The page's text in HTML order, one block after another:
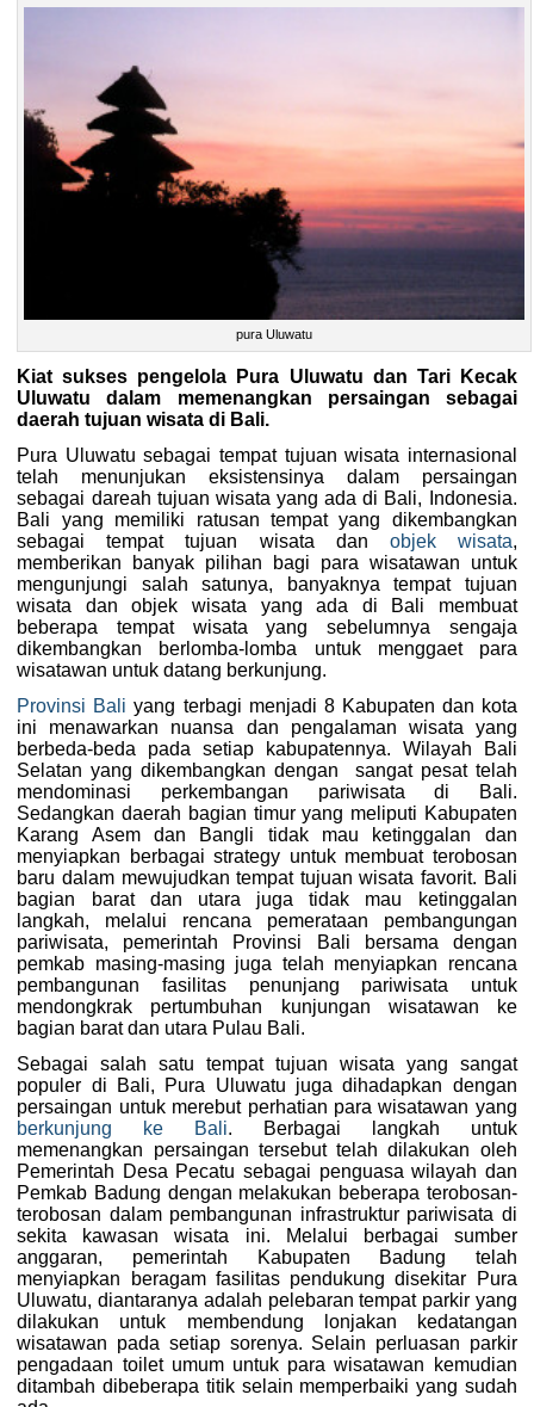
pura Uluwatu
Kiat sukses pengelola Pura Uluwatu dan Tari Kecak
Uluwatu dalam memenangkan persaingan sebagai
daerah tujuan wisata di Bali.
Pura Uluwatu sebagai tempat tujuan wisata internasional
telah menunjukan eksistensinya dalam persaingan
sebagai dareah tujuan wisata yang ada di Bali, Indonesia.
Bali yang memiliki ratusan tempat yang dikembangkan
sebagai tempat tujuan wisata dan objek wisata,
memberikan banyak pilihan bagi para wisatawan untuk
mengunjungi salah satunya, banyaknya tempat tujuan
wisata dan objek wisata yang ada di Bali membuat
beberapa tempat wisata yang sebelumnya sengaja
dikembangkan berlomba-lomba untuk menggaet para
wisatawan untuk datang berkunjung.
Provinsi Bali yang terbagi menjadi 8 Kabupaten dan kota
ini menawarkan nuansa dan pengalaman wisata yang
berbeda-beda pada setiap kabupatennya. Wilayah Bali
Selatan yang dikembangkan dengan sangat pesat telah
mendominasi perkembangan pariwisata di Bali.
Sedangkan daerah bagian timur yang meliputi Kabupaten
Karang Asem dan Bangli tidak mau ketinggalan dan
menyiapkan berbagai strategy untuk membuat terobosan
baru dalam mewujudkan tempat tujuan wisata favorit. Bali
bagian barat dan utara juga tidak mau ketinggalan
langkah, melalui rencana pemerataan pembangungan
pariwisata, pemerintah Provinsi Bali bersama dengan
pemkab masing-masing juga telah menyiapkan rencana
pembangunan fasilitas penunjang pariwisata untuk
mendongkrak pertumbuhan kunjungan wisatawan ke
bagian barat dan utara Pulau Bali.
Sebagai salah satu tempat tujuan wisata yang sangat
populer di Bali, Pura Uluwatu juga dihadapkan dengan
persaingan untuk merebut perhatian para wisatawan yang
berkunjung ke Bali. Berbagai langkah untuk
memenangkan persaingan tersebut telah dilakukan oleh
Pemerintah Desa Pecatu sebagai penguasa wilayah dan
Pemkab Badung dengan melakukan beberapa terobosan-
terobosan dalam pembangunan infrastruktur pariwisata di
sekita kawasan wisata ini. Melalui berbagai sumber
anggaran, pemerintah Kabupaten Badung telah
menyiapkan beragam fasilitas pendukung disekitar Pura
Uluwatu, diantaranya adalah pelebaran tempat parkir yang
dilakukan untuk membendung lonjakan kedatangan
wisatawan pada setiap sorenya. Selain perluasan parkir
pengadaan toilet umum untuk para wisatawan kemudian
ditambah dibeberapa titik selain memperbaiki yang sudah